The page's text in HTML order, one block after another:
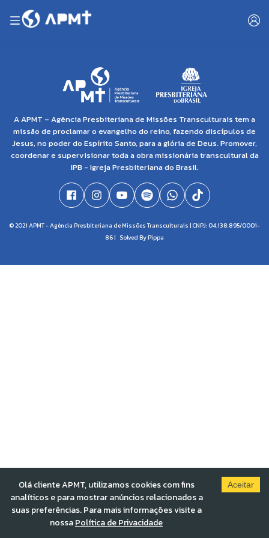
A APMT – Agência Presbiteriana de Missões Transculturais tem a
missão de proclamar o evangelho do reino, fazendo discípulos de
Jesus, no poder do Espírito Santo, para a glória de Deus. Promover,
coordenar e supervisionar toda a obra missionária transcultural da
IPB - Igreja Presbiteriana do Brasil.
© 2021 APMT - Agência Presbiteriana de Missões Transculturais | CNPJ: 04.138.895/0001-
86 | Solved By Pippa
Olá cliente APMT, utilizamos cookies com fins
analíticos e para mostrar anúncios relacionados a
suas preferências. Para mais informações visite a
nossaPolítica de Privacidade
Aceitar